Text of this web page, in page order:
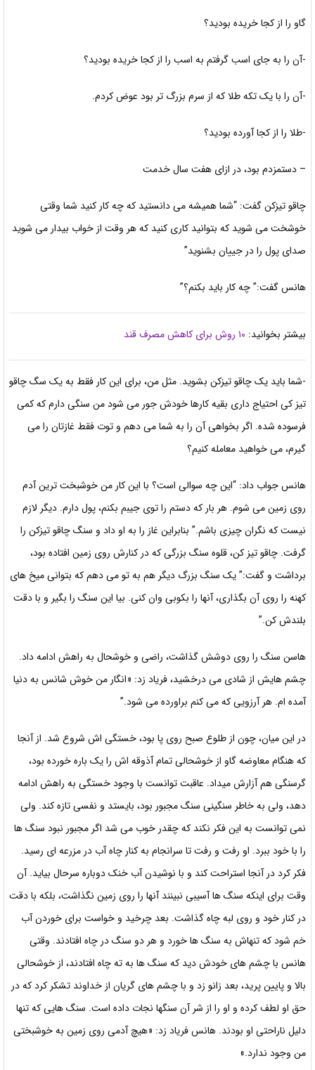
گاو را از کجا خریده بودید؟
-آن را به جای اسب گرفتم به اسب را از کجا خریده بودید؟
-آن را با یک تکه طلا که از سرم بزرگ تر بود عوض کردم.
-طلا را از کجا آورده بودید؟
– دستمزدم بود، در ازای هفت سال خدمت
چاقو تیزکن گفت: “شما همیشه می دانستید که چه کار کنید شما وقتی
خوشخت می شوید که بتوانید کاری کنید که هر وقت از خواب بیدار می شوید
صدای پول را در جییان بشنوید”
هانس گفت:” چه کار باید بکنم؟”
بیشتر بخوانید: ۱۰ روش برای کاهش مصرف قند
-شما باید یک چاقو تیزکن بشوید. مثل من، برای این کار فقط به یک سگ چاقو
تیز کی احتیاج داری بقیه کارها خودش جور می شود من سنگی دارم که کمی
فرسوده شده. اگر بخواهی آن را به شما می دهم و توت فقط غازتان را می
گیرم، می خواهید معامله کنیم؟
هانس جواب داد: “این چه سوالی است؟ با این کار من خوشبخت ترین آدم
روی زمین می شوم. هر بار کهدستم را توی جیبم بکنم، پول دارم. دیگر لازم
نیست که نگران چیزی باشم.” بنابراین غاز را به او داد و سنگ چاقو تیزکن را
گرفت. چاقو تیز کن، قلوه سنگ بزرگی که در کنارش روی زمین افتاده بود،
برداشت و گفت:”یک سنگ بزرگ دیگر هم به تو می دهم که بتوانی میخ های
کهنه را روی آن بگذاری، آنها را بکوبی وان کنی. بیا این سنگ را بگیر و با دقت
بلندش کن.”
هاسن سنگ را روی دوشش گذاشت، راضی و خوشحال به راهش ادامه داد.
چشم هایش از شادی می درخشید، فریاد زد: «انگار من خوش شانس به دنیا
آمده ام. هر آرزویی که می کنم براورده می شود.”
در این میان، چون از طلوع صبح روی پا بود، خستگی اش شروع شد. از آنجا
که هنگام معاوضه گاو از خوشحالی تمام آذوقه اش را یک باره خورده بود،
گرسنگی هم آزارش میداد. عاقبت توانست با وجود خستگی به راهش ادامه
دهد، ولی به خاطر سنگینی سنگ مجبور بود، بایستد و نفسی تازه کند. ولی
نمی توانست به این فکر نکند که چقدر خوب می شد اگر مجبور نبود سنگ ها
را با خود ببرد. او رفت و رفت تا سرانجام به کنار چاه آب در مزرعه ای رسید.
فکر کرد در آنجا استراحت کند و با نوشیدن آب خنک دوباره سرحال بیاید. آن
وقت برای اینکه سنگ ها آسیبی نبینند آنها را روی زمین نگذاشت، بلکه با دقت
در کنار خود و روی لبه چاه گذاشت. بعد چرخید و خواست برای خوردن آب
خم شود که تنهاش به سنگ ها خورد و هر دو سنگ در چاه افتادند. وقتی
هانس با چشم های خودش دید که سنگ ها به ته چاه افتادند، از خوشحالی
بالا و پایین پرید، بعد زانو زد و با چشم های گریان از خداوند تشکر کرد که در
حق او لطف کرده و او را از شر آن سنگها نجات داده است. سنگ هایی که تنها
دلیل ناراحتی او بودند. هانس فریاد زد: «هیچ آدمی روی زمین به خوشبختی
من وجود ندارد.»